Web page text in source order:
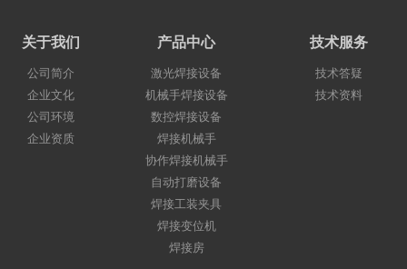
关于我们
公司简介
企业文化
公司环境
企业资质
产品中心
激光焊接设备
机械手焊接设备
数控焊接设备
焊接机械手
协作焊接机械手
自动打磨设备
焊接工装夹具
焊接变位机
焊接房
技术服务
技术答疑
技术资料